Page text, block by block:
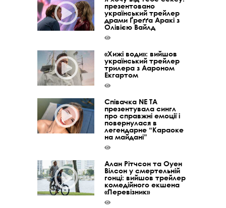
презентовано
український трейлер
драми Ґреґґа Аракі з
Олівією Вайлд
«Хижі води»: вийшов
український трейлер
трилера з Аароном
Екгартом
Співачка NE TA
презентувала сингл
про справжні емоції і
повернулася в
легендарне “Караоке
на майдані”
Алан Рітчсон та Оуен
Вілсон у смертельній
гонці: вийшов трейлер
комедійного екшена
«Перевізник»